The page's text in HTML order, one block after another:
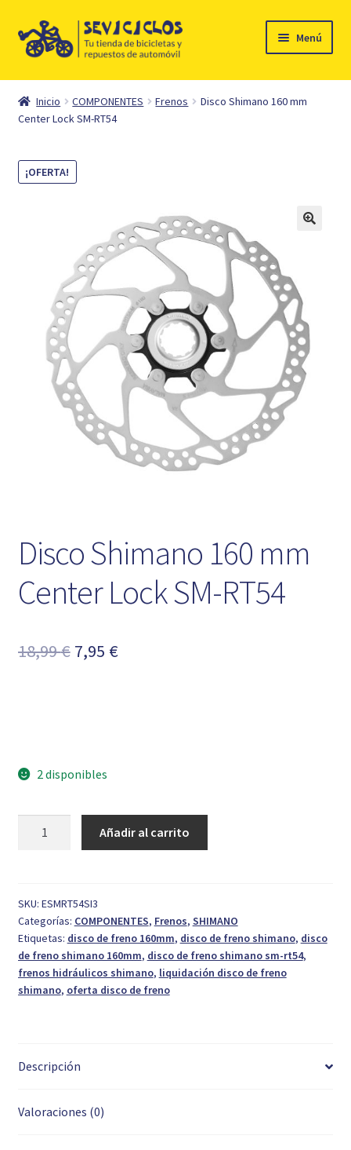
Ir
Ir
al
Menú
Inicio
Ciclismo
Automóvil
Inicio COMPONENTES Frenos
Disco Shimano 160 mm
Center Lock SM-RT54
¡OFERTA!
Disco Shimano 160 mm
Center Lock SM-RT54
18,99€ El
7,95 €El
2 disponibles
Center
Lock
SM-
RT54
cantidad
Añadir al carrito
SKU: ESMRT54SI3
Categorías: COMPONENTES, Frenos, SHIMANO
Etiquetas: disco de freno 160mm, disco de freno shimano, disco
de freno shimano 160mm, disco de freno shimano sm-rt54,
frenos hidráulicos shimano, liquidación disco de freno
shimano, oferta disco de freno
Descripción
Valoraciones (0)